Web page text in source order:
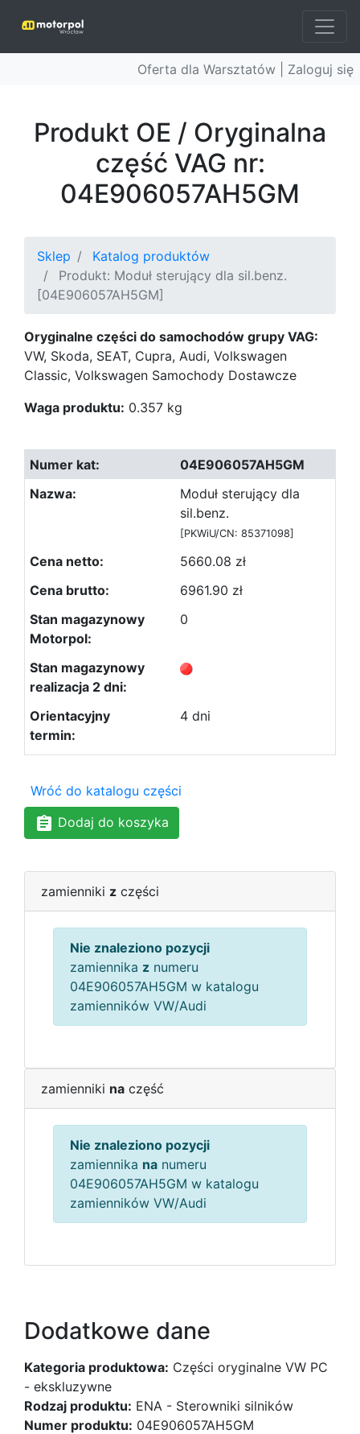
Oferta dla Warsztatów | Zaloguj się
Produkt OE / Oryginalna
część VAG nr:
04E906057AH5GM
Sklep
Katalog produktów
Produkt: Moduł sterujący dla sil.benz.
[04E906057AH5GM]
Oryginalne części do samochodów grupy VAG:
VW, Skoda, SEAT, Cupra, Audi, Volkswagen
Classic, Volkswagen Samochody Dostawcze
Waga produktu: 0.357 kg
04E906057AH5GM
Moduł sterujący dla
sil.benz.
[PKWiU/CN: 85371098]
5660.08 zł
6961.90 zł
0
4 dni
Wróć do katalogu części
Dodaj do koszyka
zamienniki z części
Nie znaleziono pozycji
zamiennika z numeru
04E906057AH5GM w katalogu
zamienników VW/Audi
zamienniki na część
Nie znaleziono pozycji
zamiennika na numeru
04E906057AH5GM w katalogu
zamienników VW/Audi
Dodatkowe dane
Kategoria produktowa: Części oryginalne VW PC
- ekskluzywne
Rodzaj produktu: ENA - Sterowniki silników
Numer produktu: 04E906057AH5GM